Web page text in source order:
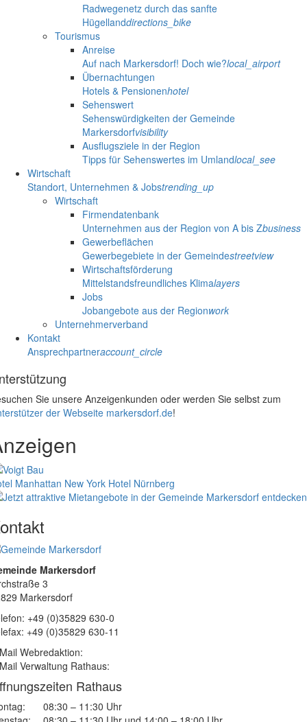
Radwegenetz durch das sanfte
Hügellanddirections_bike
Tourismus
Anreise
Auf nach Markersdorf! Doch wie?local_airport
Übernachtungen
Hotels & Pensionenhotel
Sehenswert
Sehenswürdigkeiten der Gemeinde
Markersdorfvisibility
Ausflugsziele in der Region
Tipps für Sehenswertes im Umlandlocal_see
Wirtschaft
Standort, Unternehmen & Jobstrending_up
Wirtschaft
Firmendatenbank
Unternehmen aus der Region von A bis Zbusiness
Gewerbeflächen
Gewerbegebiete in der Gemeindestreetview
Wirtschaftsförderung
Mittelstandsfreundliches Klimalayers
Jobs
Jobangebote aus der Regionwork
Unternehmerverband
Kontakt
Ansprechpartneraccount_circle
Sie unsere Anzeigenkunden oder werden Sie selbst zum
der Webseite markersdorf.de!
Manhattan New York Hotel Nürnberg
Markersdorf
3
Markersdorf
+49 (0)35829 630-0
+49 (0)35829 630-11
Webredaktion:
Verwaltung Rathaus:
Rathaus
08:30 – 11:30 Uhr